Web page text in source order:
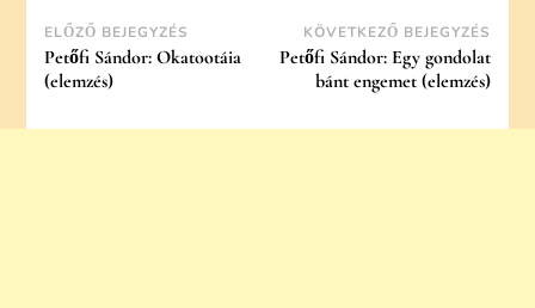
Post
Navigation
ELŐZŐ BEJEGYZÉS
Petőfi Sándor: Okatootáia
(elemzés)
KÖVETKEZŐ BEJEGYZÉS
Petőfi Sándor: Egy gondolat
bánt engemet (elemzés)